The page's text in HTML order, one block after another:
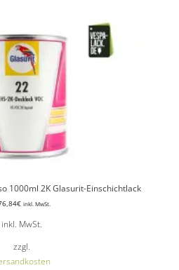
1000ml 2K Glasurit-Einschichtlack
€ inkl. MwSt.
inkl. MwSt.
zzgl.